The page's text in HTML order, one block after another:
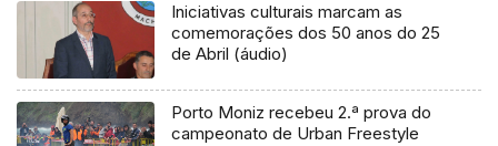
Iniciativas culturais marcam as
comemorações dos 50 anos do 25
de Abril (áudio)
Porto Moniz recebeu 2.ª prova do
campeonato de Urban Freestyle